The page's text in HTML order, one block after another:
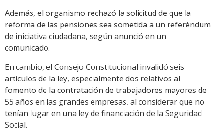
Además, el organismo rechazó la solicitud de que la
reforma de las pensiones sea sometida a un referéndum
de iniciativa ciudadana, según anunció en un
comunicado.
En cambio, el Consejo Constitucional invalidó seis
artículos de la ley, especialmente dos relativos al
fomento de la contratación de trabajadores mayores de
55 años en las grandes empresas, al considerar que no
tenían lugar en una ley de financiación de la Seguridad
Social.